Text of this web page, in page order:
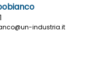
industria.it